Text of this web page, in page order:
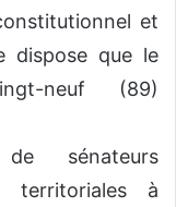
et
dispose que le
neuf (89)
sénateurs
territoriales à